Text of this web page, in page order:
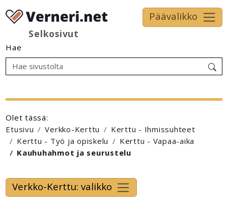
Selkosivut
Päävalikko
Hae
Olet tässä:
Etusivu
Verkko-Kerttu
Kerttu - Ihmissuhteet
Kerttu - Työ ja opiskelu
Kerttu - Vapaa-aika
Kauhuhahmot ja seurustelu
Verkko-Kerttu: valikko